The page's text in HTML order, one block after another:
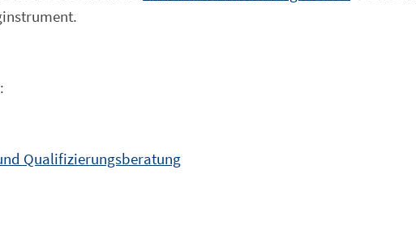
Qualifizierungsberatung